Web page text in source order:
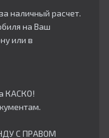
наличный расчет.
на Ваш
или в
КАСКО!
С ПРАВОМ